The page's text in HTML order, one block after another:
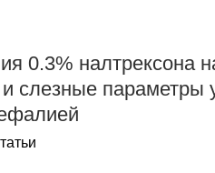
0.3% налтрексона
и слезные параметры